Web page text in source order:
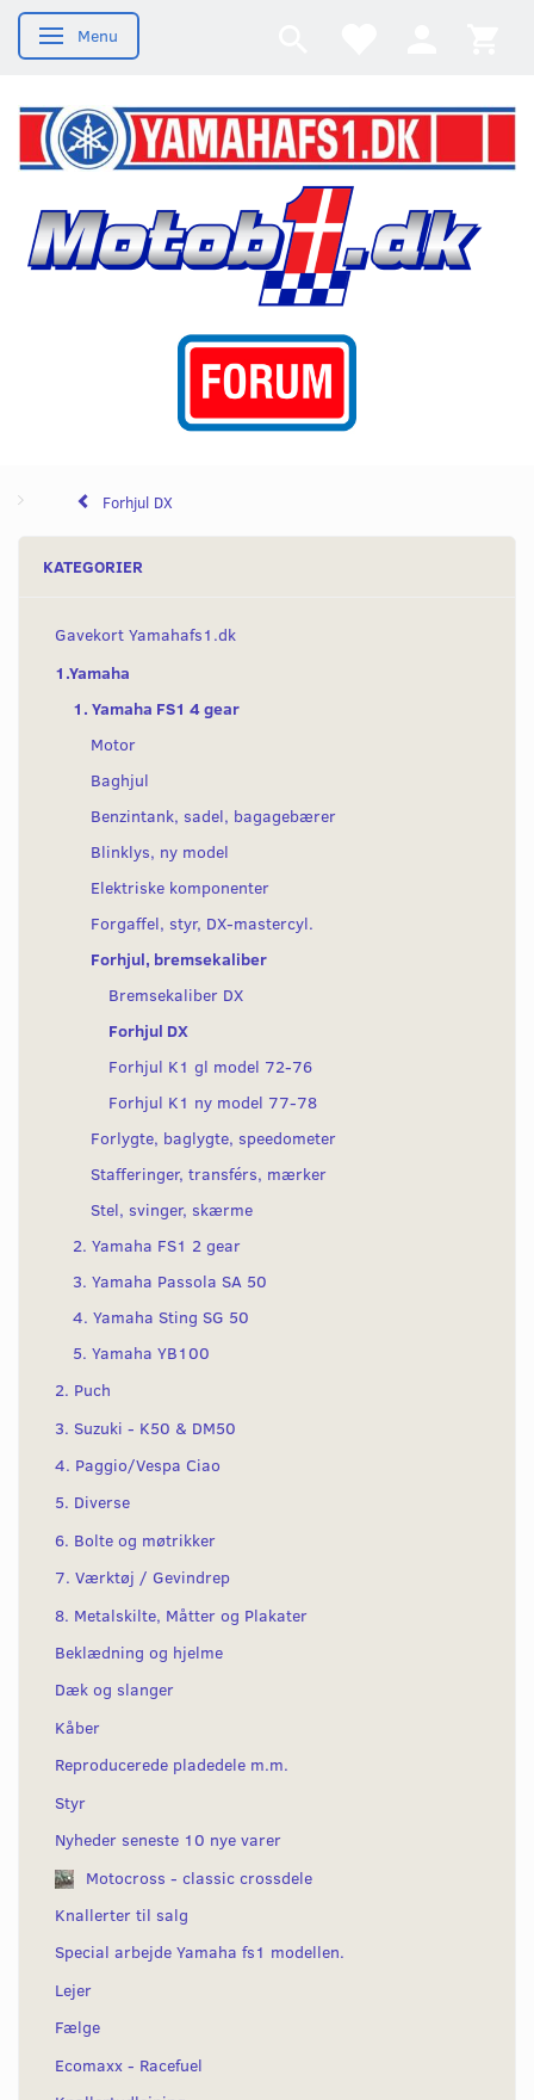
Skifte navigation
Menu
Forhjul DX
KATEGORIER
Gavekort Yamahafs1.dk
1.Yamaha
1. Yamaha FS1 4 gear
Motor
Baghjul
Benzintank, sadel, bagagebærer
Blinklys, ny model
Elektriske komponenter
Forgaffel, styr, DX-mastercyl.
Forhjul, bremsekaliber
Bremsekaliber DX
Forhjul DX
Forhjul K1 gl model 72-76
Forhjul K1 ny model 77-78
Forlygte, baglygte, speedometer
Stafferinger, transférs, mærker
Stel, svinger, skærme
2. Yamaha FS1 2 gear
3. Yamaha Passola SA 50
4. Yamaha Sting SG 50
5. Yamaha YB100
2. Puch
3. Suzuki - K50 & DM50
4. Paggio/Vespa Ciao
5. Diverse
6. Bolte og møtrikker
7. Værktøj / Gevindrep
8. Metalskilte, Måtter og Plakater
Beklædning og hjelme
Dæk og slanger
Kåber
Reproducerede pladedele m.m.
Styr
Nyheder seneste 10 nye varer
Motocross - classic crossdele
Knallerter til salg
Special arbejde Yamaha fs1 modellen.
Lejer
Fælge
Ecomaxx - Racefuel